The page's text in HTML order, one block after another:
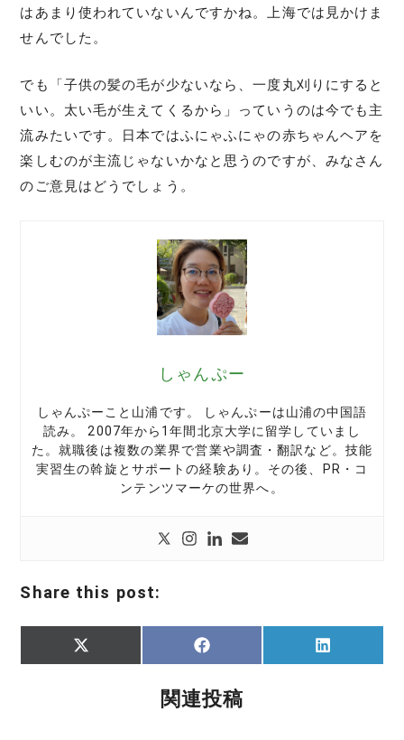
はあまり使われていないんですかね。上海では見かけま
せんでした。
でも「子供の髪の毛が少ないなら、一度丸刈りにすると
いい。太い毛が生えてくるから」っていうのは今でも主
流みたいです。日本ではふにゃふにゃの赤ちゃんヘアを
楽しむのが主流じゃないかなと思うのですが、みなさん
のご意見はどうでしょう。
しゃんぷー
しゃんぷーこと山浦です。 しゃんぷーは山浦の中国語
読み。 2007年から1年間北京大学に留学していまし
た。就職後は複数の業界で営業や調査・翻訳など。技能
実習生の斡旋とサポートの経験あり。その後、PR・コ
ンテンツマーケの世界へ。
Share this post:
Share
on
X
(
Share
on
F
a
b
o
Share
on
L
i
関連投稿